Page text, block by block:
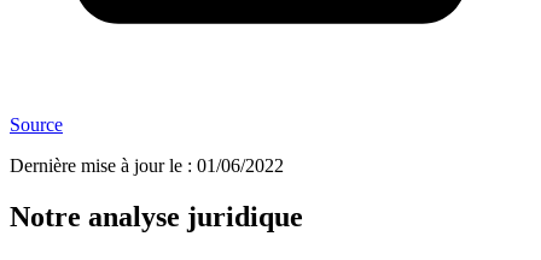
Source
Dernière mise à jour le : 01/06/2022
Notre analyse juridique